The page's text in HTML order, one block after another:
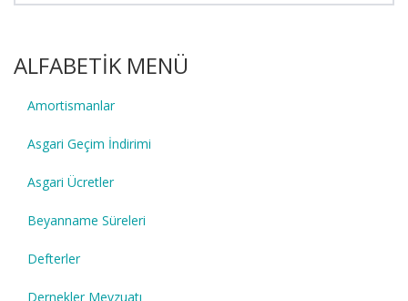
ALFABETİK MENÜ
Amortismanlar
Asgari Geçim İndirimi
Asgari Ücretler
Beyanname Süreleri
Defterler
Dernekler Mevzuatı